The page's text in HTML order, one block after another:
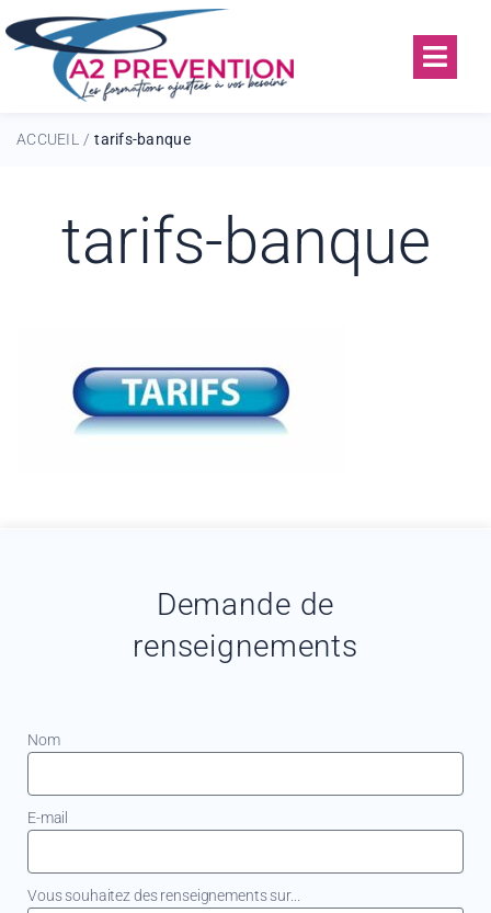
ACCUEIL / tarifs-banque
tarifs-banque
Demande de
renseignements
Nom
E-mail
Vous souhaitez des renseignements sur...